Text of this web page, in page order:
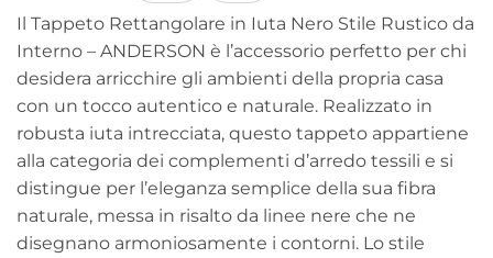
Il Tappeto Rettangolare in Iuta Nero Stile Rustico da
Interno – ANDERSON è l’accessorio perfetto per chi
desidera arricchire gli ambienti della propria casa
con un tocco autentico e naturale. Realizzato in
robusta iuta intrecciata, questo tappeto appartiene
alla categoria dei complementi d’arredo tessili e si
distingue per l’eleganza semplice della sua fibra
naturale, messa in risalto da linee nere che ne
disegnano armoniosamente i contorni. Lo stile